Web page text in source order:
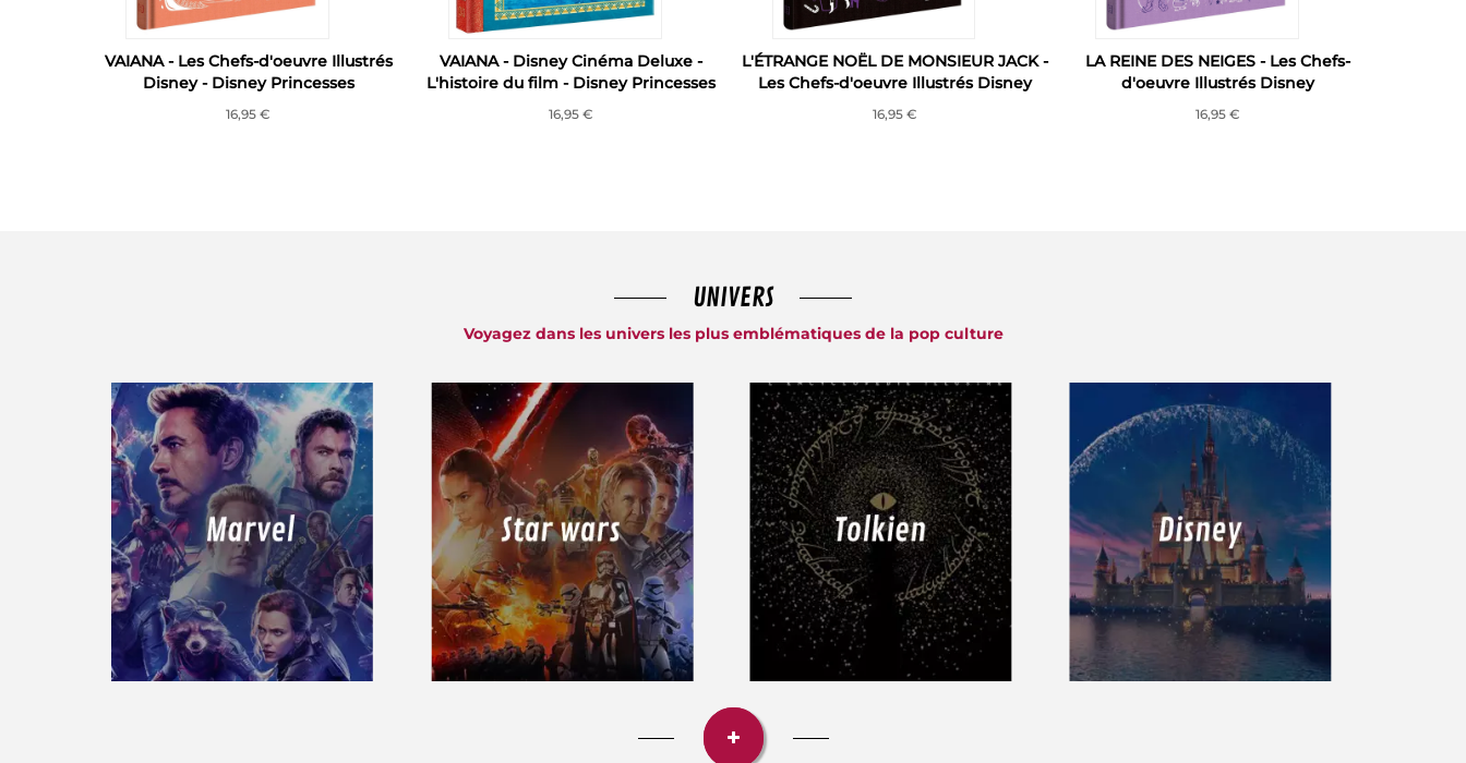
VAIANA - Les Chefs-d'oeuvre Illustrés
Disney - Disney Princesses
16,95 €
VAIANA - Disney Cinéma Deluxe -
L'histoire du film - Disney Princesses
16,95 €
L'ÉTRANGE NOËL DE MONSIEUR JACK -
Les Chefs-d'oeuvre Illustrés Disney
16,95 €
LA REINE DES NEIGES - Les Chefs-
d'oeuvre Illustrés Disney
16,95 €
UNIVERS
Voyagez dans les univers les plus emblématiques de la pop culture